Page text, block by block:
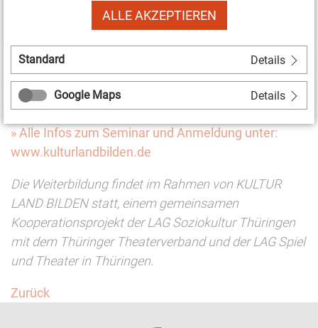
Kosten: 25,- Euro / kostenlos für Mitglieder der LAG
Soziokultur Thüringen, des Thüringer
Theaterverbandes und der LAG Spiel und Theater in
Anmeldeschluss: 14.09.2023
» Alle Infos zum Seminar und Anmeldung unter:
www.kulturlandbilden.de
Die Weiterbildung findet im Rahmen von KULTUR
LAND BILDEN statt, einem gemeinsamen
Kooperationsprojekt der LAG Soziokultur Thüringen
mit dem Thüringer Theaterverband und der LAG Spiel
und Theater in Thüringen.
Zurück
ALLE AKZEPTIEREN
Standard Details
Google Maps Details